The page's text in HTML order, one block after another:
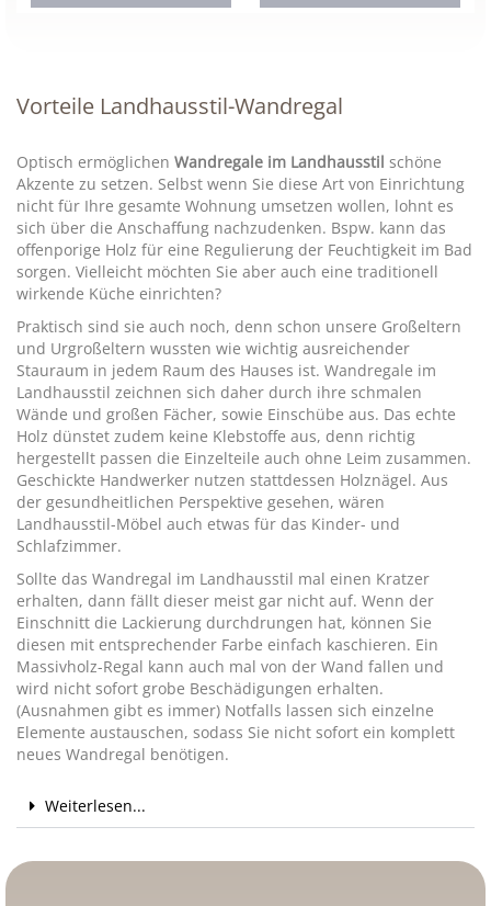
Vorteile Landhausstil-Wandregal
Optisch ermöglichen Wandregale im Landhausstil schöne
Akzente zu setzen. Selbst wenn Sie diese Art von Einrichtung
nicht für Ihre gesamte Wohnung umsetzen wollen, lohnt es
sich über die Anschaffung nachzudenken. Bspw. kann das
offenporige Holz für eine Regulierung der Feuchtigkeit im Bad
sorgen. Vielleicht möchten Sie aber auch eine traditionell
wirkende Küche einrichten?
Praktisch sind sie auch noch, denn schon unsere Großeltern
und Urgroßeltern wussten wie wichtig ausreichender
Stauraum in jedem Raum des Hauses ist. Wandregale im
Landhausstil zeichnen sich daher durch ihre schmalen
Wände und großen Fächer, sowie Einschübe aus. Das echte
Holz dünstet zudem keine Klebstoffe aus, denn richtig
hergestellt passen die Einzelteile auch ohne Leim zusammen.
Geschickte Handwerker nutzen stattdessen Holznägel. Aus
der gesundheitlichen Perspektive gesehen, wären
Landhausstil-Möbel auch etwas für das Kinder- und
Schlafzimmer.
Sollte das Wandregal im Landhausstil mal einen Kratzer
erhalten, dann fällt dieser meist gar nicht auf. Wenn der
Einschnitt die Lackierung durchdrungen hat, können Sie
diesen mit entsprechender Farbe einfach kaschieren. Ein
Massivholz-Regal kann auch mal von der Wand fallen und
wird nicht sofort grobe Beschädigungen erhalten.
(Ausnahmen gibt es immer) Notfalls lassen sich einzelne
Elemente austauschen, sodass Sie nicht sofort ein komplett
neues Wandregal benötigen.
Weiterlesen...